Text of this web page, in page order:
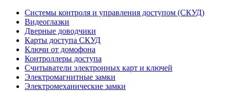
Системы контроля и управления доступом (СКУД)
Видеоглазки
Дверные доводчики
Карты доступа СКУД
Ключи от домофона
Контроллеры доступа
Считыватели электронных карт и ключей
Электромагнитные замки
Электромеханические замки